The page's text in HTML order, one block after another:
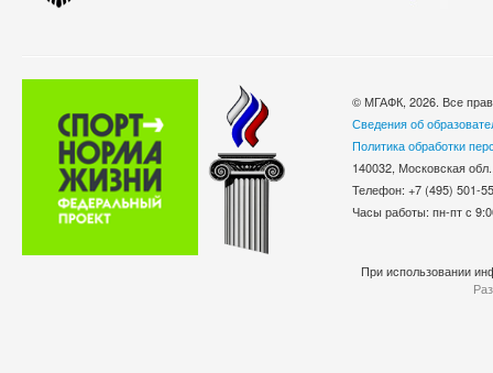
© МГАФК, 2026. Все
Сведения об
Политика обработки
140032, Московская
Телефон: +7 (495)
Часы работы: пн-пт с
При использовании